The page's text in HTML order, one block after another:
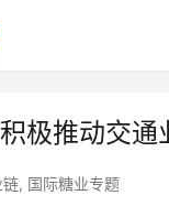
极推动交通
链, 国际糖业专题